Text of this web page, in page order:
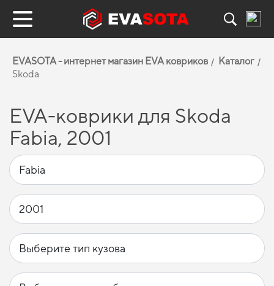
EVASOTA - интернет магазин EVA ковриков
Каталог
Skoda
EVA-коврики для Skoda
Fabia, 2001